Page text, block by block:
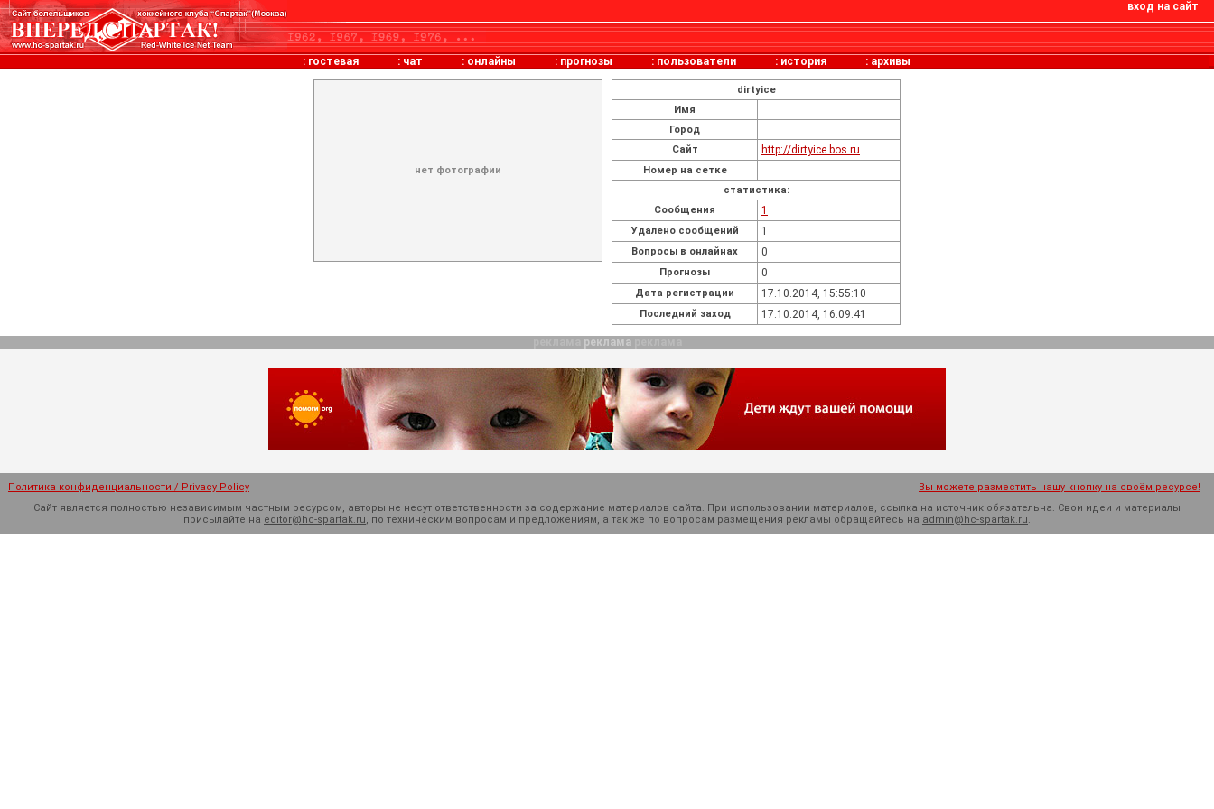
вход на сайт
: гостевая : чат : онлайны : прогнозы : пользователи : история : архивы
нет фотографии
dirtyice
Имя
Город
Сайт
http://dirtyice.bos.ru
Номер на сетке
статистика:
Cообщения
1
Удалено сообщений 1
Вопросы в онлайнах 0
Прогнозы 0
Дата регистрации 17.10.2014, 15:55:10
Последний заход 17.10.2014, 16:09:41
реклама
Политика конфиденциальности / Privacy Policy
Вы можете разместить нашу кнопку на своём ресурсе!
Сайт является полностью независимым частным ресурсом, авторы не несут ответственности за содержание материалов сайта. При использовании материалов, ссылка на источник обязательна. Cвои идеи и материалы
присылайте на editor@hc-spartak.ru, по техническим вопросам и предложениям, а так же по вопросам размещения рекламы обращайтесь на admin@hc-spartak.ru.